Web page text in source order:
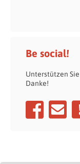
Be social!
Unterstützen
Danke!